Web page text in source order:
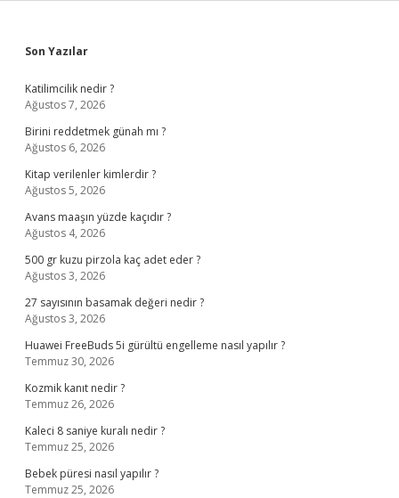
Sidebar
Son Yazılar
Katilimcilik nedir ?
Ağustos 7, 2026
Birini reddetmek günah mı ?
Ağustos 6, 2026
Kitap verilenler kimlerdir ?
Ağustos 5, 2026
Avans maaşın yüzde kaçıdır ?
Ağustos 4, 2026
500 gr kuzu pirzola kaç adet eder ?
Ağustos 3, 2026
27 sayısının basamak değeri nedir ?
Ağustos 3, 2026
Huawei FreeBuds 5i gürültü engelleme nasıl yapılır ?
Temmuz 30, 2026
Kozmik kanıt nedir ?
Temmuz 26, 2026
Kaleci 8 saniye kuralı nedir ?
Temmuz 25, 2026
Bebek püresi nasıl yapılır ?
Temmuz 25, 2026